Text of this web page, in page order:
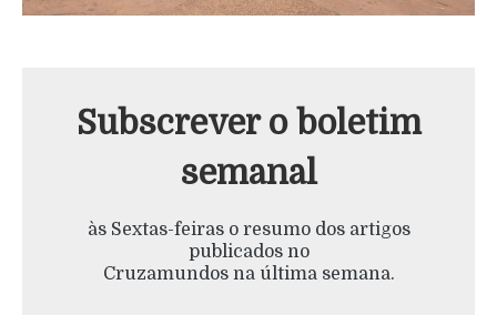
Subscrever o boletim
semanal
às Sextas-feiras o resumo dos artigos
publicados no
Cruzamundos na última semana.